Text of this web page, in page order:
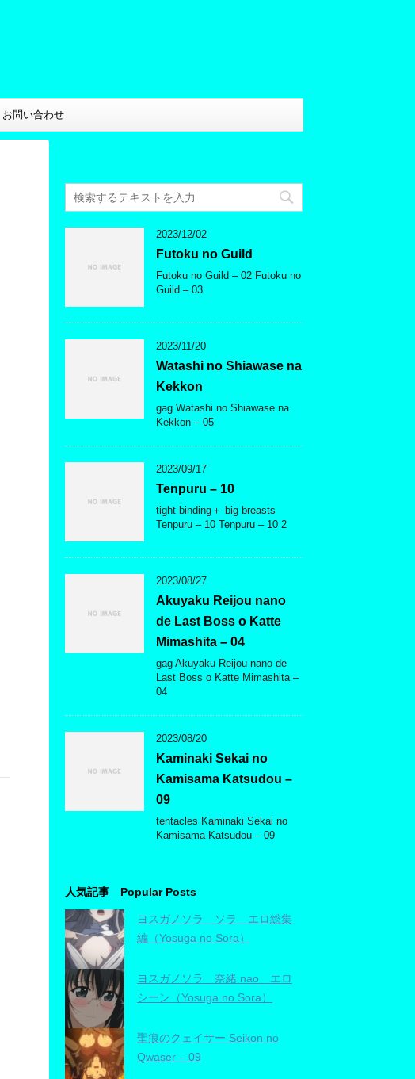
お問い合わせ
2023/12/02
Futoku no Guild
Futoku no Guild – 02 Futoku no
Guild – 03
2023/11/20
Watashi no Shiawase na
Kekkon
gag Watashi no Shiawase na
Kekkon – 05
2023/09/17
Tenpuru – 10
tight binding＋ big breasts
Tenpuru – 10 Tenpuru – 10 2
2023/08/27
Akuyaku Reijou nano
de Last Boss o Katte
Mimashita – 04
gag Akuyaku Reijou nano de
Last Boss o Katte Mimashita –
04
2023/08/20
Kaminaki Sekai no
Kamisama Katsudou –
09
tentacles Kaminaki Sekai no
Kamisama Katsudou – 09
人気記事 Popular Posts
ヨスガノソラ ソラ エロ総集
編（Yosuga no Sora）
ヨスガノソラ 奈緒 nao エロ
シーン（Yosuga no Sora）
聖痕のクェイサー Seikon no
Qwaser – 09